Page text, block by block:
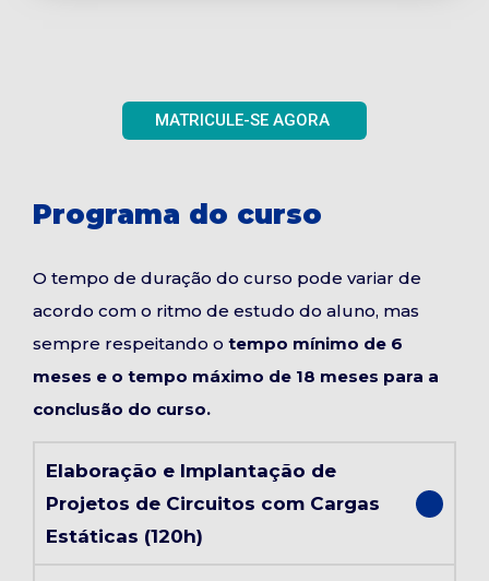
MATRICULE-SE AGORA
Programa do curso
O tempo de duração do curso pode variar de
acordo com o ritmo de estudo do aluno, mas
sempre respeitando o tempo mínimo de 6
meses e o tempo máximo de 18 meses para a
conclusão do curso.
Elaboração e Implantação de
Projetos de Circuitos com Cargas
Estáticas (120h)